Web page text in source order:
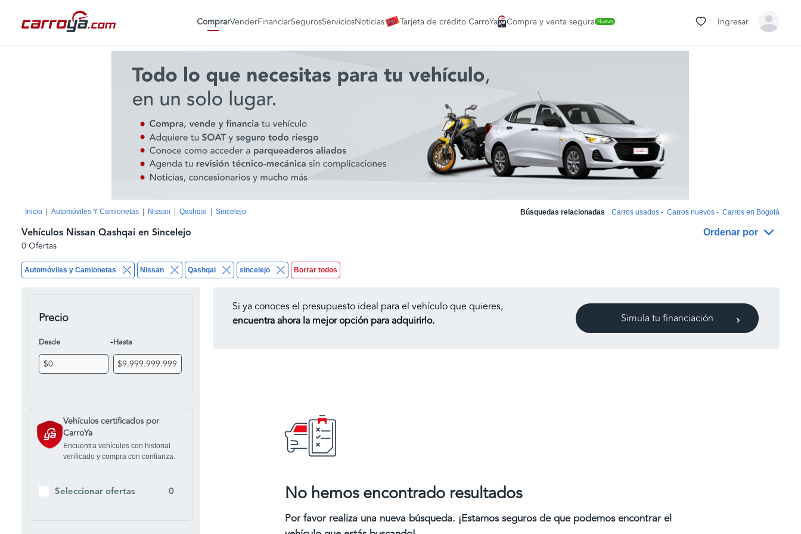
ComprarVenderFinanciarSegurosServiciosNoticias Tarjeta de crédito CarroYa Compra y venta segura Nuevo Ingresar
Inicio Automóviles Y Camionetas Nissan Qashqai Sincelejo Búsquedas relacionadas Carros usados - Carros nuevos - Carros en Bogotá
Automóviles y Camionetas Nissan Qashqai sincelejo Borrar todos
Vehículos Nissan Qashqai en Sincelejo Ordenar por
0 Ofertas
Precio
Desde -Hasta
Vehículos certificados por
CarroYa
Encuentra vehículos con historial
verificado y compra con confianza.
Seleccionar ofertas 0
Si ya conoces el presupuesto ideal para el vehículo que quieres,
encuentra ahora la mejor opción para adquirirlo.
Simula tu financiación
No hemos encontrado resultados
Por favor realiza una nueva búsqueda. ¡Estamos seguros de que podemos encontrar el